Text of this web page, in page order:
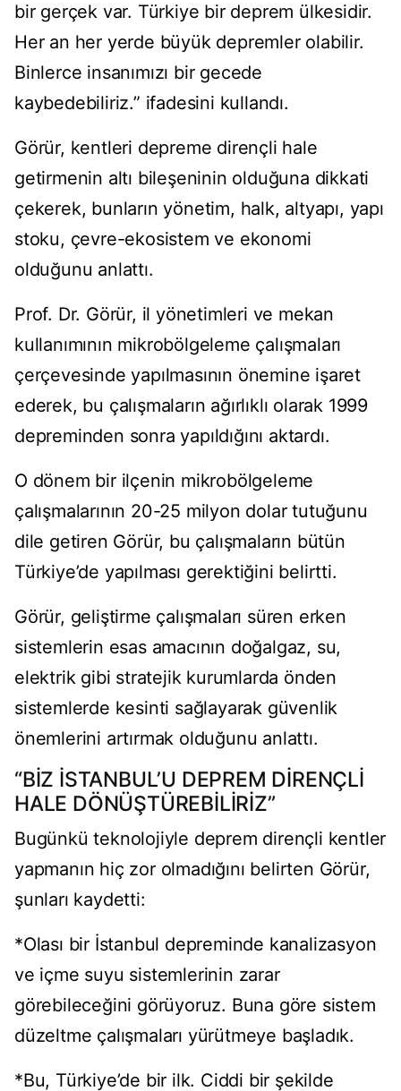
bir gerçek var. Türkiye bir deprem ülkesidir.
Her an her yerde büyük depremler olabilir.
Binlerce insanımızı bir gecede
kaybedebiliriz.” ifadesini kullandı.
Görür, kentleri depreme dirençli hale
getirmenin altı bileşeninin olduğuna dikkati
çekerek, bunların yönetim, halk, altyapı, yapı
stoku, çevre-ekosistem ve ekonomi
olduğunu anlattı.
Prof. Dr. Görür, il yönetimleri ve mekan
kullanımının mikrobölgeleme çalışmaları
çerçevesinde yapılmasının önemine işaret
ederek, bu çalışmaların ağırlıklı olarak 1999
depreminden sonra yapıldığını aktardı.
O dönem bir ilçenin mikrobölgeleme
çalışmalarının 20-25 milyon dolar tutuğunu
dile getiren Görür, bu çalışmaların bütün
Türkiye’de yapılması gerektiğini belirtti.
Görür, geliştirme çalışmaları süren erken
sistemlerin esas amacının doğalgaz, su,
elektrik gibi stratejik kurumlarda önden
sistemlerde kesinti sağlayarak güvenlik
önemlerini artırmak olduğunu anlattı.
“BİZ İSTANBUL’U DEPREM DİRENÇLİ
HALE DÖNÜŞTÜREBİLİRİZ”
Bugünkü teknolojiyle deprem dirençli kentler
yapmanın hiç zor olmadığını belirten Görür,
şunları kaydetti:
*Olası bir İstanbul depreminde kanalizasyon
ve içme suyu sistemlerinin zarar
görebileceğini görüyoruz. Buna göre sistem
düzeltme çalışmaları yürütmeye başladık.
*Bu, Türkiye’de bir ilk. Ciddi bir şekilde